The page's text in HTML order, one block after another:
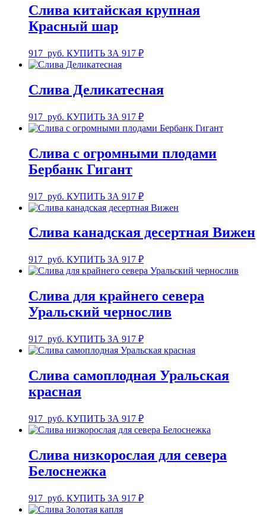
Слива китайская крупная
Красный шар
917 руб. КУПИТЬ ЗА 917 ₽
Слива Деликатесная
917 руб. КУПИТЬ ЗА 917 ₽
Слива с огромными плодами
Бербанк Гигант
917 руб. КУПИТЬ ЗА 917 ₽
Слива канадская десертная Вижен
917 руб. КУПИТЬ ЗА 917 ₽
Слива для крайнего севера
Уральский чернослив
917 руб. КУПИТЬ ЗА 917 ₽
Слива самоплодная Уральская
красная
917 руб. КУПИТЬ ЗА 917 ₽
Слива низкорослая для севера
Белоснежка
917 руб. КУПИТЬ ЗА 917 ₽